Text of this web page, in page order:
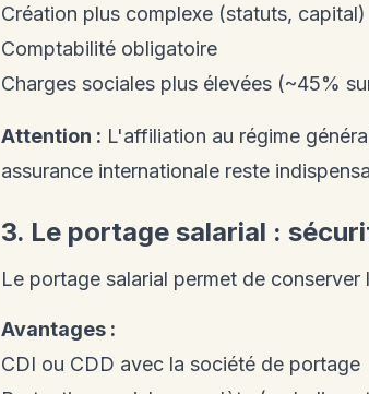
Création plus complexe (statuts, capital)
Comptabilité obligatoire
Charges sociales plus élevées (~45%
Attention : L'affiliation au régime
assurance internationale reste
3. Le portage salarial :
Le portage salarial permet de
Avantages :
CDI ou CDD avec la société de portage